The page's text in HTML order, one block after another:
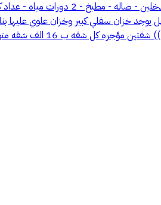
متوفره غير مستأجره لصاحب العماره مقفله